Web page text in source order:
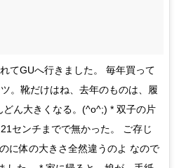
てGUへ行きました。 毎年買って
。靴だけはね、去年のものは、履
ん大きくなる。(^o^;) * 双子の片
センチまでで無かった。 ご存じ
に体の大きさ全然違うのよ なので